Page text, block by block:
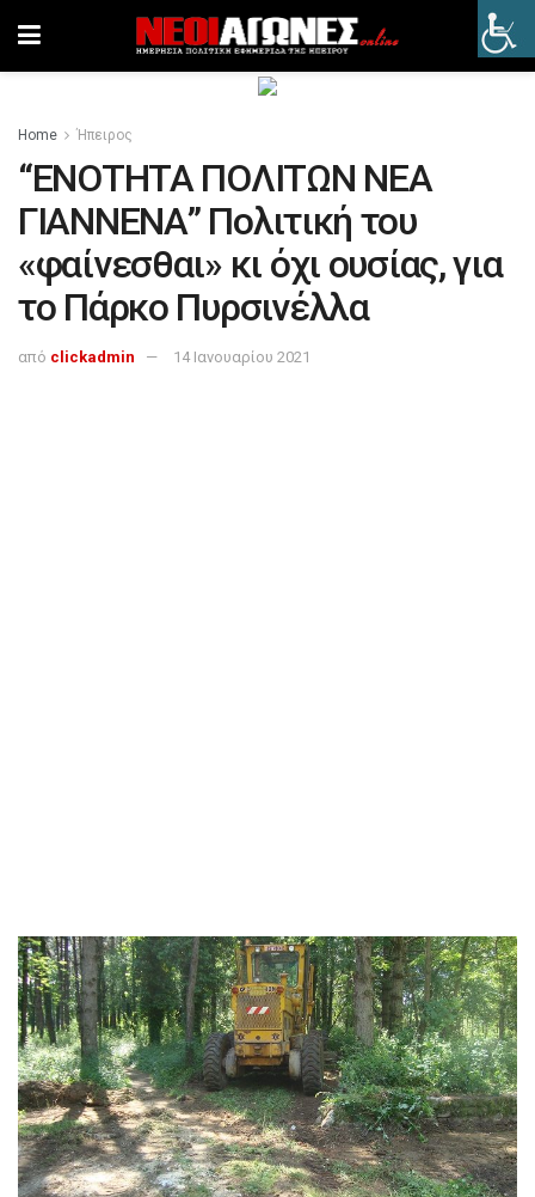
Home Ήπειρος
“ΕΝΟΤΗΤΑ ΠΟΛΙΤΩΝ ΝΕΑ
ΓΙΑΝΝΕΝΑ” Πολιτική του
«φαίνεσθαι» κι όχι ουσίας, για
το Πάρκο Πυρσινέλλα
από clickadmin 14 Ιανουαρίου 2021